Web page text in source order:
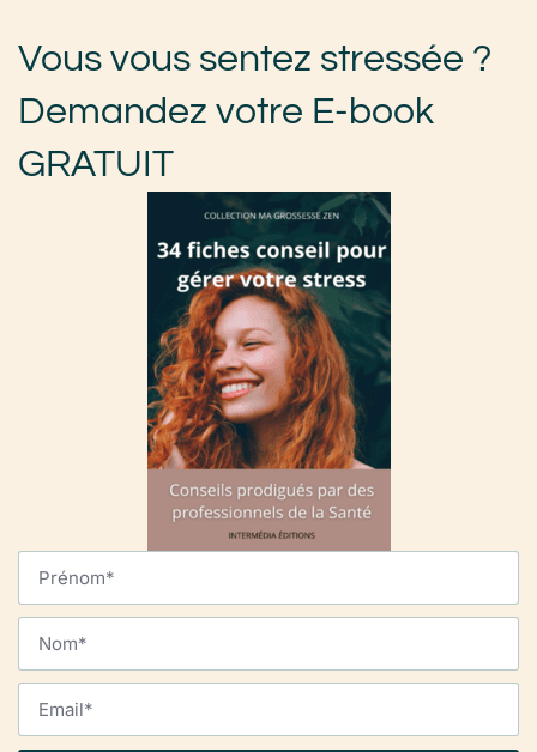
Vous vous sentez stressée ?
Demandez votre E-book
GRATUIT